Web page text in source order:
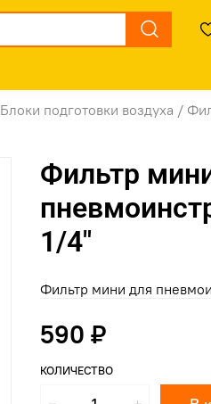
Блоки подготовки воздуха /
Фильтр
1/4"
590 ₽
КОЛИЧЕСТВО
Фильтр мини для